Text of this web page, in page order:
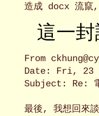
這一
From
Date: Fri, 23
Subject: Re: 電
最後, 我想回來談